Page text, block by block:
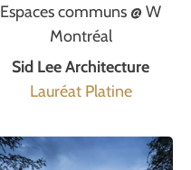
Espaces communs @ W
Montréal
Sid Lee Architecture
Lauréat Platine